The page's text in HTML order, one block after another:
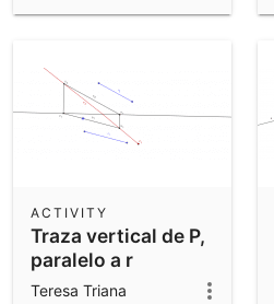
Traza vertical de P,
paralelo a r
ACTIVITY
Teresa Triana